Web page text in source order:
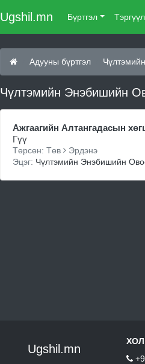
Ugshil.mn Бүртгэл
Адууны бүртгэл
Чүлтэмийн Энэбишийн
Ажгаагийн Алтангадасын
Гүү
Төрсөн: Төв
Эрдэнэ
Эцэг: Чүлтэмийн Энэбишийн
Ugshil.mn